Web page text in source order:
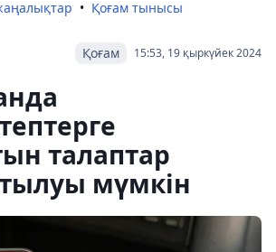
Қоғам тынысы
15:53, 19 қыркүйек 2024
Қоғам
талаптар
мүмкін